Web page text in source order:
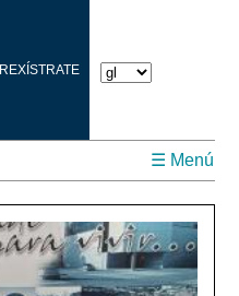
REXÍSTRATE
☰ Menú